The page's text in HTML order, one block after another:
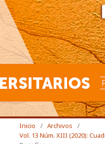
Inicio / Archivos
/
Vol. 13 Núm. XIII (2020):